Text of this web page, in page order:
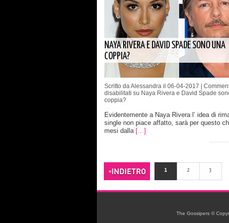
NAYA RIVERA E DAVID SPADE SONO UNA
COPPIA?
Scritto da Alessandra il 06-04-2017 |
disabilitati su Naya Rivera e David Spade
coppia?
Evidentemente a Naya Rivera l’ idea di
single non piace affatto, sarà per questo
mesi dalla […]
1 2 3
The Gossipers ©